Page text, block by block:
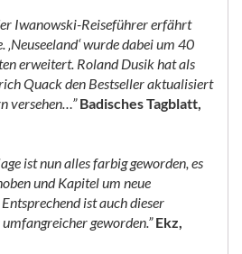
Iwanowski-Reiseführer erfährt
wurde dabei um 40
erweitert. Roland Dusik hat als
Quack den Bestseller aktualisiert
versehen…”Badisches Tagblatt,
ist nun alles farbig geworden, es
und Kapitel um neue
ist auch dieser
geworden.”Ekz,